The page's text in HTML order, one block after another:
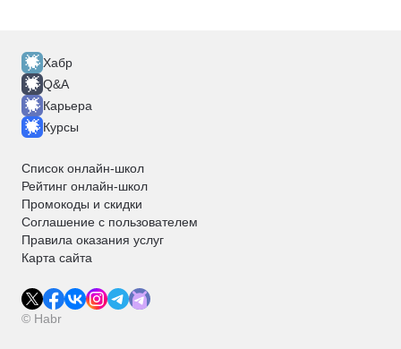
Хабр
Q&A
Карьера
Курсы
Список онлайн-школ
Рейтинг онлайн-школ
Промокоды и скидки
Соглашение с пользователем
Правила оказания услуг
Карта сайта
© Habr